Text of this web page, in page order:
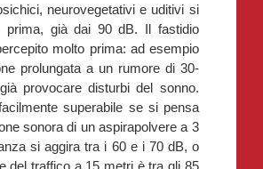
neurovegetativi e uditivi si
prima, già dai 90 dB. Il fastidio
molto prima: ad esempio
prolungata a un rumore di 30-
provocare disturbi del sonno.
superabile se si pensa
sonora di un aspirapolvere a 3
si aggira tra i 60 e i 70 dB, o